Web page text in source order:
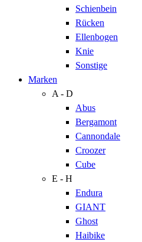
Schienbein
Rücken
Ellenbogen
Knie
Sonstige
Marken
A - D
Abus
Bergamont
Cannondale
Croozer
Cube
E - H
Endura
GIANT
Ghost
Haibike